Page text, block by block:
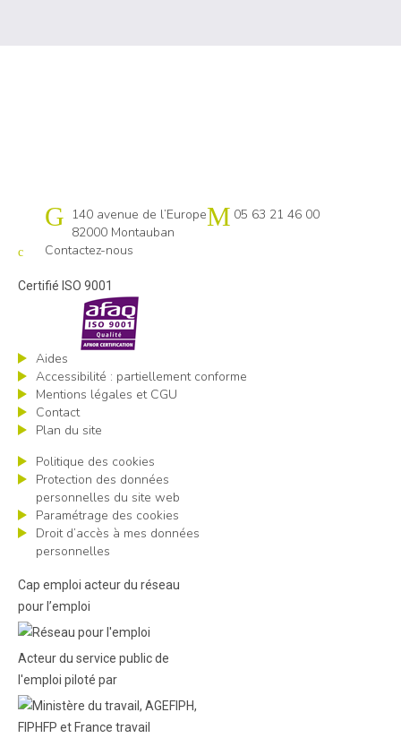
Cap emploi 82-31 Nord
140 avenue de l’Europe
82000 Montauban
05 63 21 46 00
Contactez-nous
Certifié ISO 9001
Aides
Accessibilité : partiellement conforme
Mentions légales et CGU
Contact
Plan du site
Politique des cookies
Protection des données
personnelles du site web
Paramétrage des cookies
Droit d’accès à mes données
personnelles
Cap emploi acteur du réseau
pour l’emploi
Acteur du service public de
l'emploi piloté par